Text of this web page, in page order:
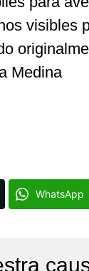
visibles
Medina
WhatsApp